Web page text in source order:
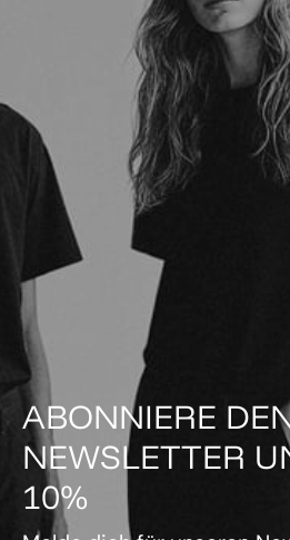
ABONNIERE
NEWSLETTER
10%